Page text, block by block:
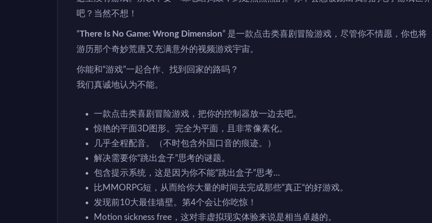
吧？当然不想！
“There Is No Game: Wrong Dimension” 是一款点击类喜剧冒险游戏，尽管你不情愿，你也将
游历那个奇妙荒唐又充满意外的视频游戏宇宙。
你能和“游戏”一起合作、找到回家的路吗？
我们真诚地认为不能。
一款点击类喜剧冒险游戏，把你的控制器放一边去吧。
惊艳的平面3D图形。完全为平面，且非常像素化。
几乎全程配音。（不时包含外国口音的痕迹。）
解决需要你“跳出盒子”思考的谜题。
包含提示系统，这是因为你不能“跳出盒子”思考…
比MMORPG短，从而给你大量的时间去完成那些”真正“的好游戏。
发现前10大最佳墙壁。第4个会让你吃惊！
Motion sickness free，这对非虚拟现实体验来说是相当卓越的。